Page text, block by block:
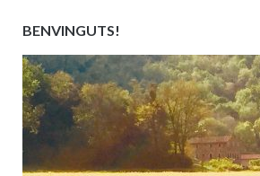
BENVINGUTS!